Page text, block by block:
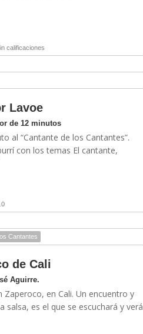
calificaciones
Lavoe
de 12 minutos
al “Cantante de los Cantantes”.
con los temas El cantante,
Cantantes
de Cali
Aguirre.
en Cali. Un encuentro y
es el que se escuchará y verá